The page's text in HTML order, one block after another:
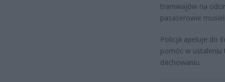
tramwajów na
pasażerowie
Policja apeluje do
pomóc w ustaleniu
dachowaniu.